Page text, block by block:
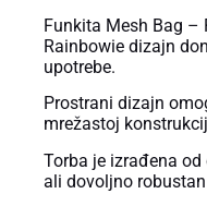
Funkita Mesh Bag –
Rainbowie dizajn
upotrebe.
Prostrani dizajn
mrežastoj
Torba je izrađena
ali dovoljno